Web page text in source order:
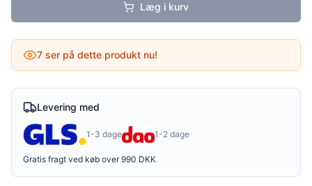
Læg i kurv
7 ser på dette produkt nu!
Levering med
1-3 dage 1-2 dage
Gratis fragt ved køb over 990 DKK